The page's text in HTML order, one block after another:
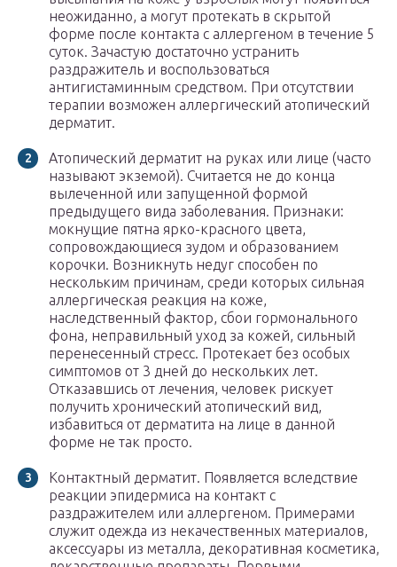
неожиданно, а могут протекать в скрытой
форме после контакта с аллергеном в течение 5
суток. Зачастую достаточно устранить
раздражитель и воспользоваться
антигистаминным средством. При отсутствии
терапии возможен аллергический атопический
дерматит.
Атопический дерматит на руках или лице (часто
называют экземой). Считается не до конца
вылеченной или запущенной формой
предыдущего вида заболевания. Признаки:
мокнущие пятна ярко-красного цвета,
сопровождающиеся зудом и образованием
корочки. Возникнуть недуг способен по
нескольким причинам, среди которых сильная
аллергическая реакция на коже,
наследственный фактор, сбои гормонального
фона, неправильный уход за кожей, сильный
перенесенный стресс. Протекает без особых
симптомов от 3 дней до нескольких лет.
Отказавшись от лечения, человек рискует
получить хронический атопический вид,
избавиться от дерматита на лице в данной
форме не так просто.
Контактный дерматит. Появляется вследствие
реакции эпидермиса на контакт с
раздражителем или аллергеном. Примерами
служит одежда из некачественных материалов,
аксессуары из металла, декоративная косметика,